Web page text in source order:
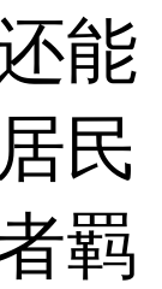
能
民
羁